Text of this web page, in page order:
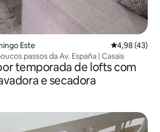
Este 4,98 de uma
4,98 (43)
passos da Av. España | Casais
temporada de lofts com
e secadora